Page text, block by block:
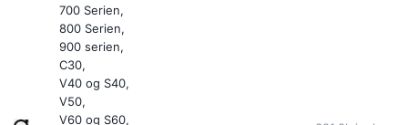
700 Serien
800 Serien
900 serien
C30
V40 og S40
V50
V60 og S60